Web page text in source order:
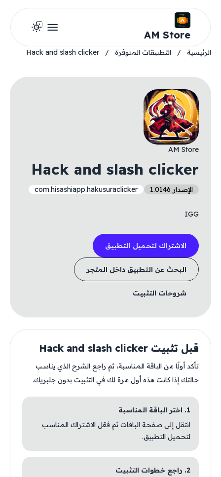
AM Store
الرئيسية / التطبيقات المتوفرة /
Hack and slash clicker
AM Store
Hack and slash clicker
الإصدار 1.0146 com.hisashiapp.hakusuraclicker
IGG
الاشتراك لتحميل التطبيق
البحث عن التطبيق داخل المتجر
شروحات التثبيت
قبل تثبيت Hack and slash clicker
تأكد أولًا من الباقة المناسبة، ثم راجع الشرح الذي يناسب
حالتك إذا كانت هذه أول مرة لك في التثبيت بدون جلبريك.
1. اختر الباقة المناسبة
انتقل إلى صفحة الباقات ثم فعّل الاشتراك المناسب
لتحميل التطبيق.
2. راجع خطوات التثبيت